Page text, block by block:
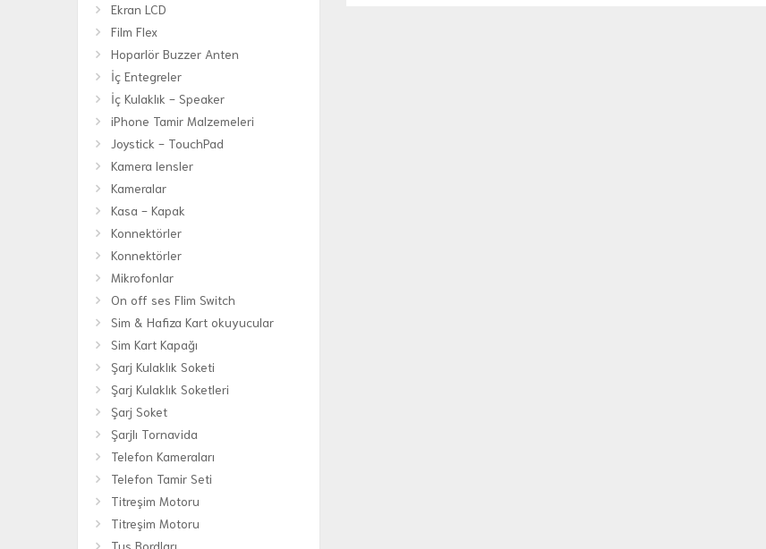
Ekran LCD
Film Flex
Hoparlör Buzzer Anten
İç Entegreler
İç Kulaklık - Speaker
iPhone Tamir Malzemeleri
Joystick - TouchPad
Kamera lensler
Kameralar
Kasa - Kapak
Konnektörler
Konnektörler
Mikrofonlar
On off ses Flim Switch
Sim & Hafiza Kart okuyucular
Sim Kart Kapağı
Şarj Kulaklık Soketi
Şarj Kulaklık Soketleri
Şarj Soket
Şarjlı Tornavida
Telefon Kameraları
Telefon Tamir Seti
Titreşim Motoru
Titreşim Motoru